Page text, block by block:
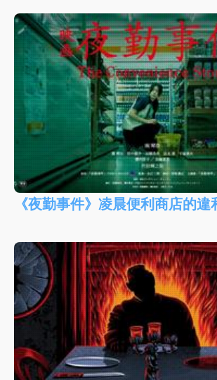
《夜勤事件》凌晨便利商店的